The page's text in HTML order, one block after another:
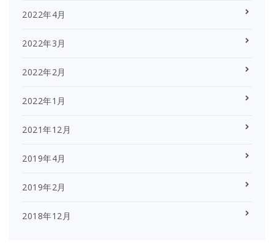
2022年4月
2022年3月
2022年2月
2022年1月
2021年12月
2019年4月
2019年2月
2018年12月